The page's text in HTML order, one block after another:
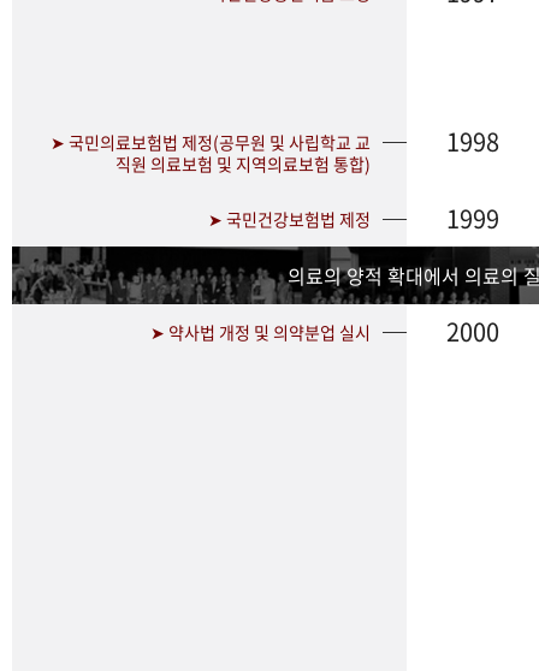
➤ 국민의료보험법 제정(공무원 및 사립학교 교
직원 의료보험 및 지역의료보험 통합)
1998
➤ 국민건강보험법 제정 1999
의료의 양적 확대에서 의료의
➤ 약사법 개정 및 의약분업 실시 2000